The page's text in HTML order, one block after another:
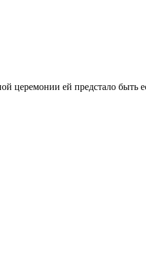
церемонии ей предстало быть